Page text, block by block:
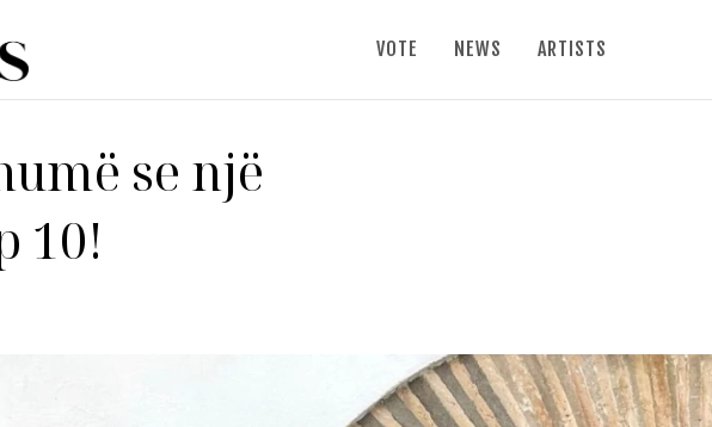
VOTE NEWS ARTISTS
se një
10!